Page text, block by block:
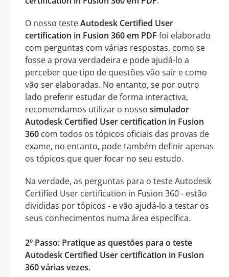
O nosso testeAutodesk Certified User
certification in Fusion 360 em PDF foi elaborado
com perguntas com várias respostas, como se
fosse a prova verdadeira e pode ajudá-lo a
perceber que tipo de questões vão sair e como
vão ser elaboradas. No entanto, se por outro
lado preferir estudar de forma interactiva,
recomendamos utilizar o nosso simulador
Autodesk Certified User certification in Fusion
360 com todos os tópicos oficiais das provas de
exame, no entanto, pode também definir apenas
os tópicos que quer focar no seu estudo.
Na verdade, as perguntas para o teste Autodesk
Certified User certification in Fusion 360 - estão
divididas por tópicos - e vão ajudá-lo a testar os
seus conhecimentos numa área específica.
2º Passo: Pratique as questões para o teste
Autodesk Certified User certification in Fusion
360 várias vezes.